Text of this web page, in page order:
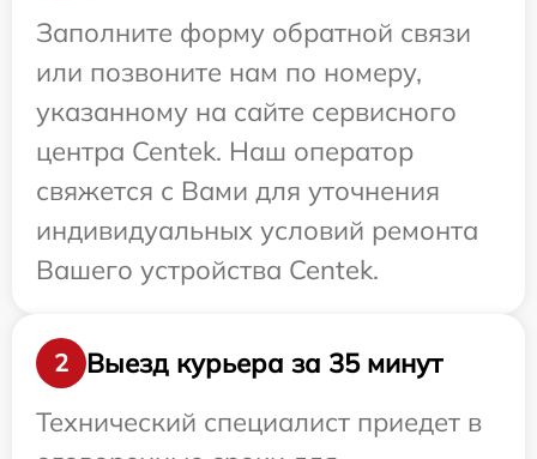
Заполните форму обратной связи
или позвоните нам по номеру,
указанному на сайте сервисного
центра Centek. Наш оператор
свяжется с Вами для уточнения
индивидуальных условий ремонта
Вашего устройства Centek.
2
Выезд курьера за 35 минут
Технический специалист приедет в